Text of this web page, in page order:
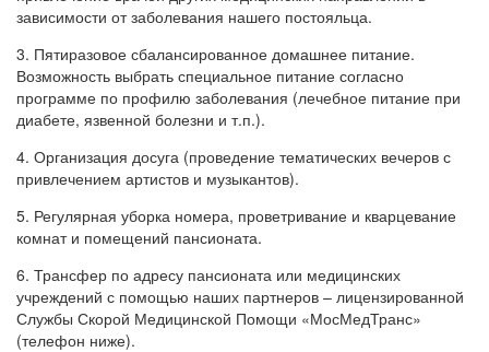
зависимости от заболевания нашего постояльца.
3. Пятиразовое сбалансированное домашнее питание.
Возможность выбрать специальное питание согласно
программе по профилю заболевания (лечебное питание при
диабете, язвенной болезни и т.п.).
4. Организация досуга (проведение тематических вечеров с
привлечением артистов и музыкантов).
5. Регулярная уборка номера, проветривание и кварцевание
комнат и помещений пансионата.
6. Трансфер по адресу пансионата или медицинских
учреждений с помощью наших партнеров – лицензированной
Службы Скорой Медицинской Помощи «МосМедТранс»
(телефон ниже).